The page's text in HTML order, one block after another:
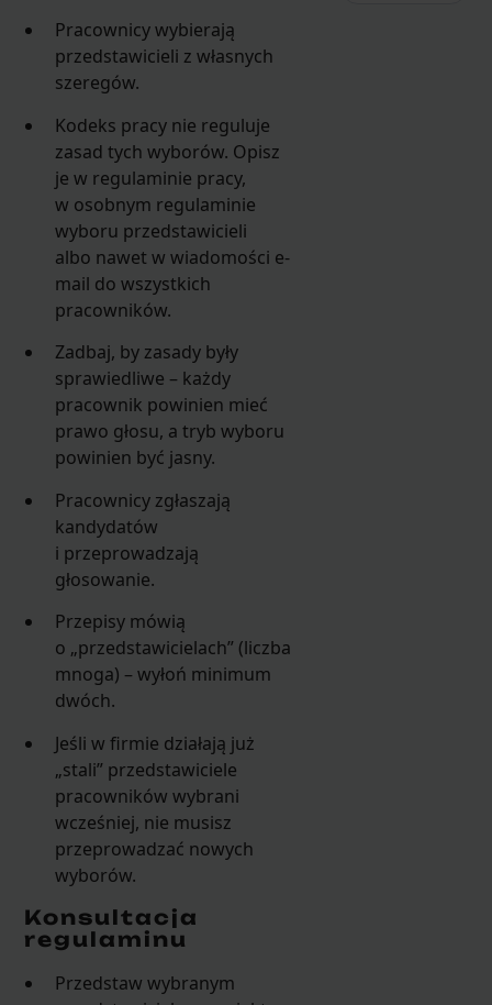
Pracownicy wybierają
przedstawicieli z własnych
szeregów.
Kodeks pracy nie reguluje
zasad tych wyborów. Opisz
je w regulaminie pracy,
w osobnym regulaminie
wyboru przedstawicieli
albo nawet w wiadomości e-
mail do wszystkich
pracowników.
Zadbaj, by zasady były
sprawiedliwe – każdy
pracownik powinien mieć
prawo głosu, a tryb wyboru
powinien być jasny.
Pracownicy zgłaszają
kandydatów
i przeprowadzają
głosowanie.
Przepisy mówią
o „przedstawicielach” (liczba
mnoga) – wyłoń minimum
dwóch.
Jeśli w firmie działają już
„stali” przedstawiciele
pracowników wybrani
wcześniej, nie musisz
przeprowadzać nowych
wyborów.
Konsultacja
regulaminu
Przedstaw wybranym